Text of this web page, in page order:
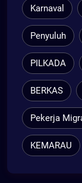
Karnaval
Penyuluh
PILKADA
BERKAS
Pekerja
KEMARAU